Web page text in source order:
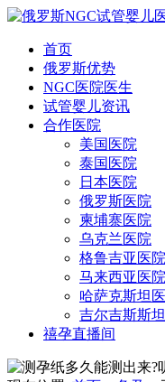
首页
俄罗斯优势
NGC医院医生
试管婴儿资讯
合作医院
美国医院
泰国医院
日本医院
俄罗斯医院
柬埔寨医院
乌克兰医院
格鲁吉亚医院
马来西亚医院
哈萨克斯坦
吉尔吉斯斯
禧孕直播间